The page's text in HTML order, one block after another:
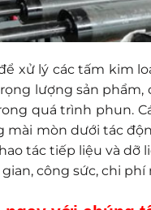
xử lý các tấm kim
lượng sản
quá trình phun.
mòn dưới tác
tác tiếp liệu và dỡ
công sức, chi